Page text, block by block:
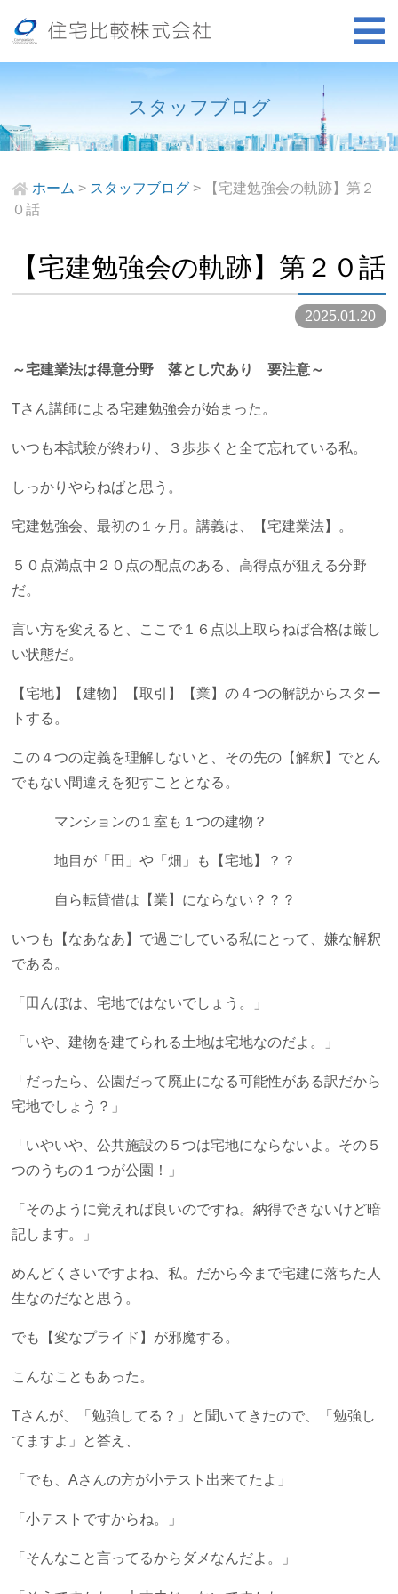
スタッフブログ
ホーム > スタッフブログ>
【宅建勉強会の軌跡】第２
０話
【宅建勉強会の軌跡】第２０話
2025.01.20
～宅建業法は得意分野 落とし穴あり 要注意～
Tさん講師による宅建勉強会が始まった。
いつも本試験が終わり、３歩歩くと全て忘れている私。
しっかりやらねばと思う。
宅建勉強会、最初の１ヶ月。講義は、【宅建業法】。
５０点満点中２０点の配点のある、高得点が狙える分野
だ。
言い方を変えると、ここで１６点以上取らねば合格は厳し
い状態だ。
【宅地】【建物】【取引】【業】の４つの解説からスター
トする。
この４つの定義を理解しないと、その先の【解釈】でとん
でもない間違えを犯すこととなる。
マンションの１室も１つの建物？
地目が「田」や「畑」も【宅地】？？
自ら転貸借は【業】にならない？？？
いつも【なあなあ】で過ごしている私にとって、嫌な解釈
である。
「田んぼは、宅地ではないでしょう。」
「いや、建物を建てられる土地は宅地なのだよ。」
「だったら、公園だって廃止になる可能性がある訳だから
宅地でしょう？」
「いやいや、公共施設の５つは宅地にならないよ。その５
つのうちの１つが公園！」
「そのように覚えれば良いのですね。納得できないけど暗
記します。」
めんどくさいですよね、私。だから今まで宅建に落ちた人
生なのだなと思う。
でも【変なプライド】が邪魔する。
こんなこともあった。
Tさんが、「勉強してる？」と聞いてきたので、「勉強し
てますよ」と答え、
「でも、Aさんの方が小テスト出来てたよ」
「小テストですからね。」
「そんなこと言ってるからダメなんだよ。」